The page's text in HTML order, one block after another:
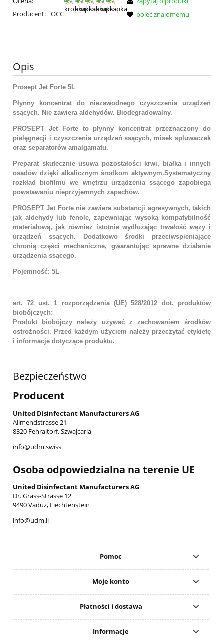
Producent: OCC
poleć znajomemu
Opis
Prosept Jet Forte 5L
Płynny koncentrat do niezawodnego czyszczenia urządzeń
ssących. Nie zawiera aldehydów. Biodegradowalny.
PROSEPT Jet Forte to płynny koncentrat przeznaczony do
pielęgnacji i czyszczenia urządzeń ssących, misek spluwaczek
oraz separatorów amalgamatu.
Preparat skutecznie usuwa pozostałości krwi, białka i innych
osadów dzięki alkalicznym środkom aktywnym.Systematyczny
rozkład biofilmu we wnętrzu urządzenia ssącego zapobiega
powstawaniu nieprzyjemnych zapachów.
PROSEPT Jet Forte nie zawiera substancji agresywnych, takich
jak aldehydy lub fenole, zapewniając wysoką kompatybilność
materiałową, jak również istotnie wydłużając trwałość węży i
urządzeń ssących. Dodatkowo środki przeciwspieniające
chronią części mechaniczne, gwarantując sprawne działanie
urządzenia ssącego.
Pojemność: 5L
art. 72 ust. 1 rozporządzenia (UE) 528/2012 dot. produktów
biobójczych:
Produkt biobójczy należy używać z zachowaniem środków
ostrożności. Przed każdym użyciem należy przeczytać etykietę
i informacje dotyczące produktu.
Bezpieczeństwo
Producent
United Disinfectant Manufacturers AG
Allmendstrasse 21
8320 Fehraltorf, Szwajcaria
info@udm.swiss
Osoba odpowiedzialna na terenie UE
United Disinfectant Manufacturers AG
Dr. Grass-Strasse 12
9490 Vaduz, Liechtenstein
info@udm.li
Pomoc
Moje konto
Płatności i dostawa
Informacje